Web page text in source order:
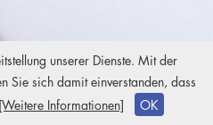
unserer Dienste. Mit der
Sie sich damit einverstanden, dass
[Weitere Informationen] OK
Copyright 2026 Kiki Brodmerkel